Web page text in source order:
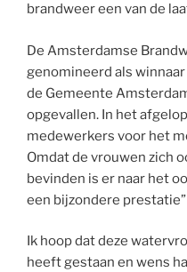
brandweer een van de
De Amsterdamse
genomineerd als
de Gemeente
opgevallen. In het
medewerkers voor het
Omdat de vrouwen zich
bevinden is er naar het
een bijzondere
Ik hoop dat deze
heeft gestaan en wens